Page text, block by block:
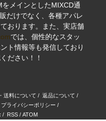
メインとしたMIXCD通
だけでなく、各種アパレ
おります。また、実店舗
では、個性的なスタッ
ト情報等も発信しており
ださい！！
送料について / 返品について /
プライバシーポリシー /
/ RSS/ ATOM